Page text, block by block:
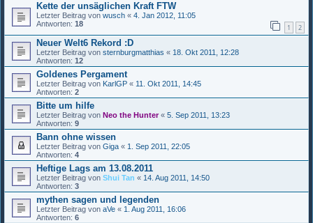
Kette der unsäglichen Kraft FTW
Letzter Beitrag von wusch « 4. Jan 2012, 11:05
Antworten: 18 1 2
Neuer Welt6 Rekord :D
Letzter Beitrag von sternburgmatthias « 18. Okt 2011, 12:28
Antworten: 12
Goldenes Pergament
Letzter Beitrag von KarlGP « 11. Okt 2011, 14:45
Antworten: 2
Bitte um hilfe
Letzter Beitrag von Neo the Hunter« 5. Sep 2011, 13:23
Antworten: 9
Bann ohne wissen
Letzter Beitrag von Giga « 1. Sep 2011, 22:05
Antworten: 4
Heftige Lags am 13.08.2011
Letzter Beitrag von Shui Tan « 14. Aug 2011, 14:50
Antworten: 3
mythen sagen und legenden
Letzter Beitrag von aVe « 1. Aug 2011, 16:06
Antworten: 6